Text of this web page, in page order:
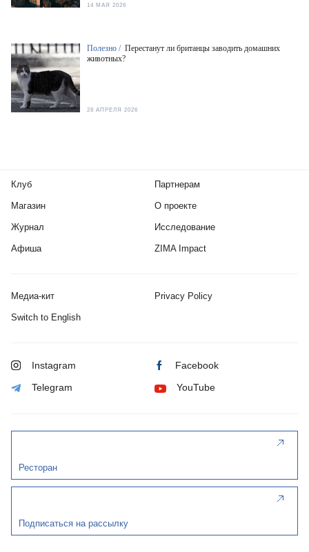
14 МАЯ 2026
Полезно / Перестанут ли британцы заводить домашних
животных?
28 АПРЕЛЯ 2026
Клуб
Магазин
Журнал
Афиша
Партнерам
О проекте
Исследование
ZIMA Impact
Медиа-кит Privacy Policy
Switch to English
Instagram Facebook
Telegram YouTube
Ресторан
Подписаться на рассылку